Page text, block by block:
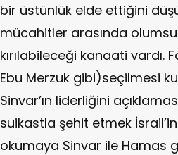
bir üstünlük elde ettiğini
mücahitler arasında
kırılabileceği kanaati vardı.
Ebu Merzuk gibi)seçilmesi
Sinvar’ın liderliğini
suikastla şehit etmek
okumaya Sinvar ile Hamas